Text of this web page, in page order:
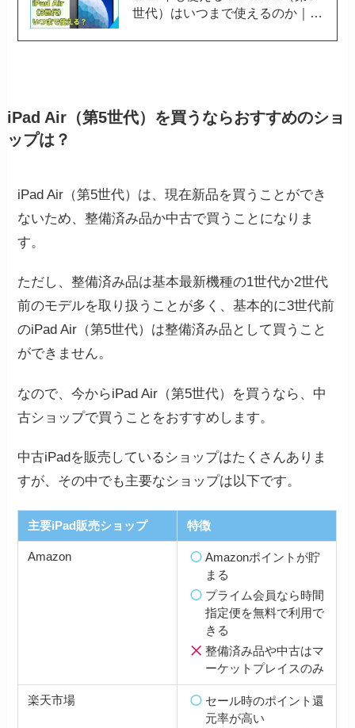
世代）はいつまで使えるのか｜お
iPad Air（第5世代）を買うならおすすめのショ
ップは？
iPad Air（第5世代）は、現在新品を買うことができ
ないため、整備済み品か中古で買うことになりま
す。
ただし、整備済み品は基本最新機種の1世代か2世代
前のモデルを取り扱うことが多く、基本的に3世代前
のiPad Air（第5世代）は整備済み品として買うこと
ができません。
なので、今からiPad Air（第5世代）を買うなら、中
古ショップで買うことをおすすめします。
中古iPadを販売しているショップはたくさんありま
すが、その中でも主要なショップは以下です。
主要iPad販売ショップ 特徴
Amazon
Amazonポイントが貯
まる
プライム会員なら時間
指定便を無料で利用で
きる
整備済み品や中古はマ
ーケットプレイスのみ
楽天市場
セール時のポイント還
元率が高い